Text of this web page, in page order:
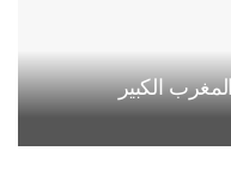
الكبير